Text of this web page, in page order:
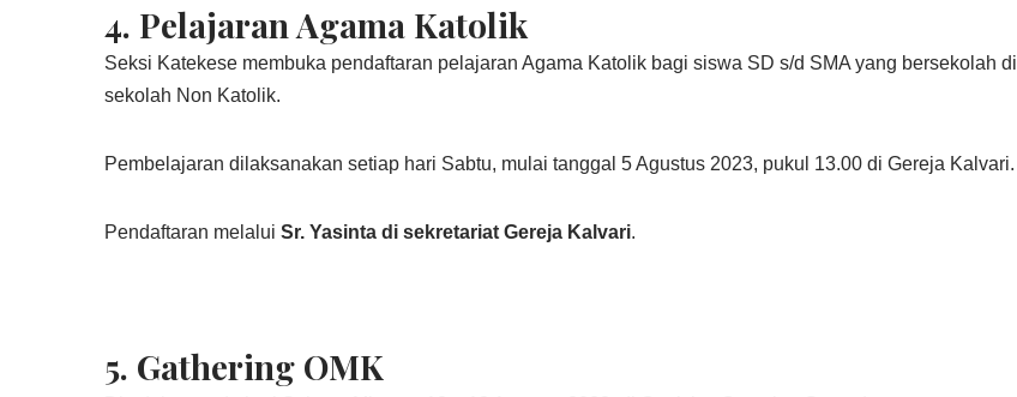
4. Pelajaran Agama Katolik
Seksi Katekese membuka pendaftaran pelajaran Agama Katolik bagi siswa SD s/d SMA yang bersekolah di
sekolah Non Katolik.
Pembelajaran dilaksanakan setiap hari Sabtu, mulai tanggal 5 Agustus 2023, pukul 13.00 di Gereja Kalvari.
Pendaftaran melalui Sr. Yasinta di sekretariat Gereja Kalvari.
5. Gathering OMK